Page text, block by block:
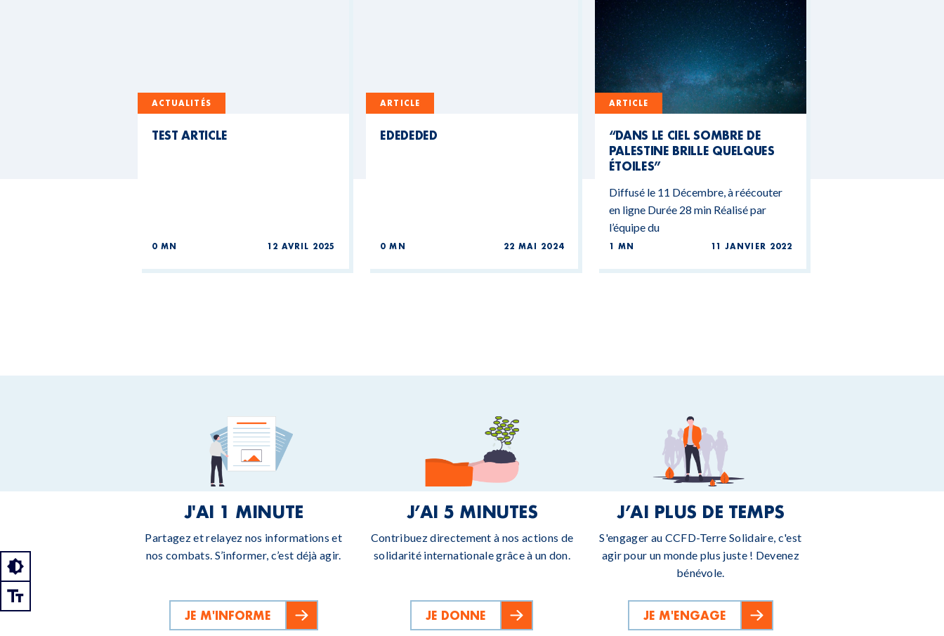
ACTUALITÉS
TEST ARTICLE
0 MN 12 AVRIL 2025
ARTICLE
EDEDEDED
0 MN 22 MAI 2024
ARTICLE
“DANS LE CIEL SOMBRE DE
PALESTINE BRILLE QUELQUES
ÉTOILES”
Diffusé le 11 Décembre, à réécouter
en ligne Durée 28 min Réalisé par
l’équipe du
1 MN 11 JANVIER 2022
J'AI 1 MINUTE
Partagez et relayez nos informations et
nos combats. S’informer, c’est déjà agir.
JE M'INFORME
J’AI 5 MINUTES
Contribuez directement à nos actions de
solidarité internationale grâce à un don.
JE DONNE
J’AI PLUS DE TEMPS
S'engager au CCFD-Terre Solidaire, c'est
agir pour un monde plus juste ! Devenez
bénévole.
JE M'ENGAGE